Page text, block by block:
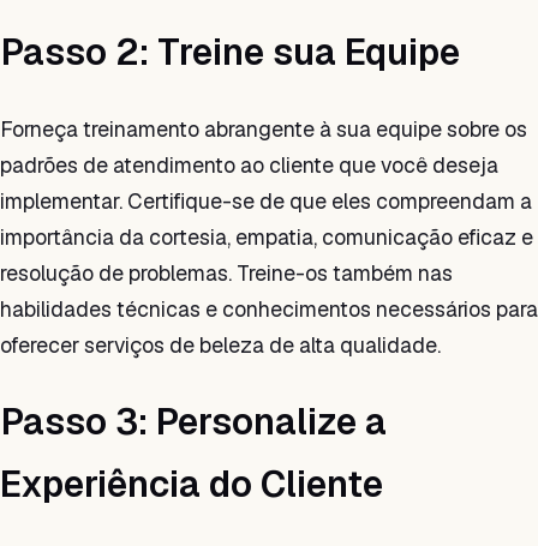
Passo 2: Treine sua Equipe
Forneça treinamento abrangente à sua equipe sobre os
padrões de atendimento ao cliente que você deseja
implementar. Certifique-se de que eles compreendam a
importância da cortesia, empatia, comunicação eficaz e
resolução de problemas. Treine-os também nas
habilidades técnicas e conhecimentos necessários para
oferecer serviços de beleza de alta qualidade.
Passo 3: Personalize a
Experiência do Cliente